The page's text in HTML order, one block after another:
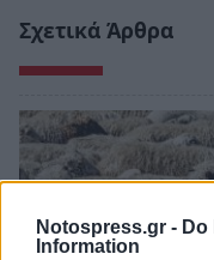
Notospress.gr - Do
Information
Σχετικά Άρθρα